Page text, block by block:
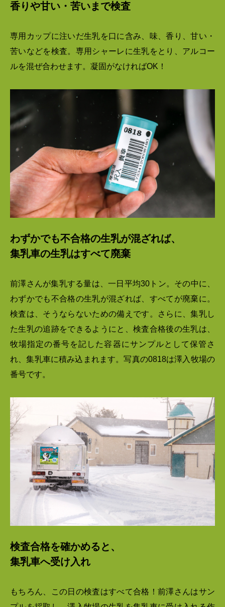
香りや甘い・苦いまで検査
専用カップに注いだ生乳を口に含み、味、香り、甘い・
苦いなどを検査。専用シャーレに生乳をとり、アルコー
ルを混ぜ合わせます。凝固がなければOK！
わずかでも不合格の生乳が混ざれば、
集乳車の生乳はすべて廃棄
前澤さんが集乳する量は、一日平均30トン。その中に、
わずかでも不合格の生乳が混ざれば、すべてが廃棄に。
検査は、そうならないための備えです。さらに、集乳し
た生乳の追跡をできるようにと、検査合格後の生乳は、
牧場指定の番号を記した容器にサンプルとして保管さ
れ、集乳車に積み込まれます。写真の0818は澤入牧場の
番号です。
検査合格を確かめると、
集乳車へ受け入れ
もちろん、この日の検査はすべて合格！前澤さんはサン